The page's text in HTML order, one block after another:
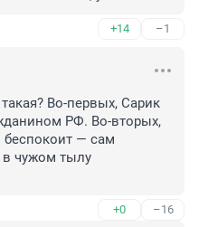
+14 –1
Во-первых, Сарик
РФ. Во-вторых,
беспокоит — сам
чужом тылу
+0 –16